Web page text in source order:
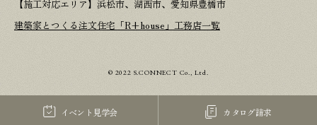
イベント見学会 カタログ請求
【施工対応エリア】浜松市、湖西市、愛知県豊橋市
建築家とつくる注文住宅「R+house」工務店一覧
© 2022 S.CONNECT Co., Ltd.